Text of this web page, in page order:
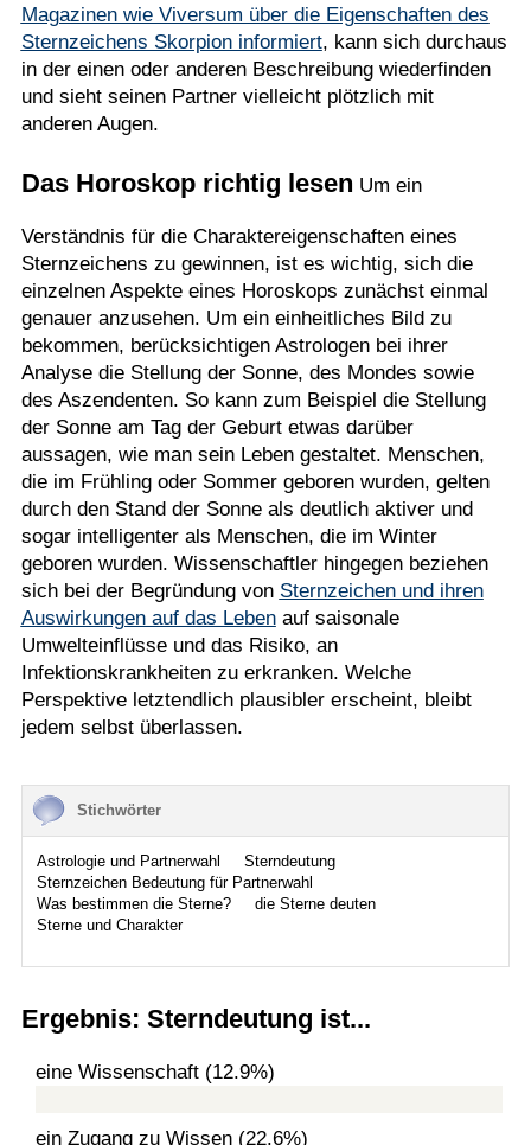
Magazinen wie Viversum über die Eigenschaften des
Sternzeichens Skorpion informiert, kann sich durchaus
in der einen oder anderen Beschreibung wiederfinden
und sieht seinen Partner vielleicht plötzlich mit
anderen Augen.
Das Horoskop richtig lesen Um ein
Verständnis für die Charaktereigenschaften eines
Sternzeichens zu gewinnen, ist es wichtig, sich die
einzelnen Aspekte eines Horoskops zunächst einmal
genauer anzusehen. Um ein einheitliches Bild zu
bekommen, berücksichtigen Astrologen bei ihrer
Analyse die Stellung der Sonne, des Mondes sowie
des Aszendenten. So kann zum Beispiel die Stellung
der Sonne am Tag der Geburt etwas darüber
aussagen, wie man sein Leben gestaltet. Menschen,
die im Frühling oder Sommer geboren wurden, gelten
durch den Stand der Sonne als deutlich aktiver und
sogar intelligenter als Menschen, die im Winter
geboren wurden. Wissenschaftler hingegen beziehen
sich bei der Begründung von Sternzeichen und ihren
Auswirkungen auf das Lebenauf saisonale
Umwelteinflüsse und das Risiko, an
Infektionskrankheiten zu erkranken. Welche
Perspektive letztendlich plausibler erscheint, bleibt
jedem selbst überlassen.
Stichwörter
Astrologie und Partnerwahl
Sterndeutung
Sternzeichen Bedeutung für Partnerwahl
Was bestimmen die Sterne?
die Sterne deuten
Sterne und Charakter
Ergebnis: Sterndeutung ist...
eine Wissenschaft (12.9%)
ein Zugang zu Wissen (22.6%)